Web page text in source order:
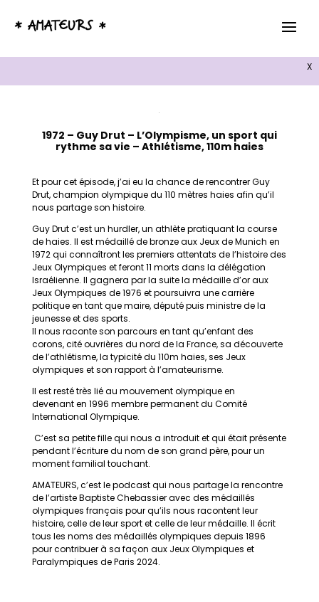
X
1972 – Guy Drut – L’Olympisme, un sport qui
rythme sa vie – Athlétisme, 110m haies
Et pour cet épisode, j’ai eu la chance de rencontrer Guy
Drut, champion olympique du 110 mètres haies afin qu’il
nous partage son histoire.
Guy Drut c’est un hurdler, un athlète pratiquant la course
de haies. Il est médaillé de bronze aux Jeux de Munich en
1972 qui connaîtront les premiers attentats de l’histoire des
Jeux Olympiques et feront 11 morts dans la délégation
Israélienne. Il gagnera par la suite la médaille d’or aux
Jeux Olympiques de 1976 et poursuivra une carrière
politique en tant que maire, député puis ministre de la
jeunesse et des sports.
Il nous raconte son parcours en tant qu’enfant des
corons, cité ouvrières du nord de la France, sa découverte
de l’athlétisme, la typicité du 110m haies, ses Jeux
olympiques et son rapport à l’amateurisme.
Il est resté très lié au mouvement olympique en
devenant en 1996 membre permanent du Comité
International Olympique.
C’est sa petite fille qui nous a introduit et qui était présente
pendant l’écriture du nom de son grand père, pour un
moment familial touchant.
AMATEURS, c’est le podcast qui nous partage la rencontre
de l’artiste Baptiste Chebassier avec des médaillés
olympiques français pour qu’ils nous racontent leur
histoire, celle de leur sport et celle de leur médaille. Il écrit
tous les noms des médaillés olympiques depuis 1896
pour contribuer à sa façon aux Jeux Olympiques et
Paralympiques de Paris 2024.